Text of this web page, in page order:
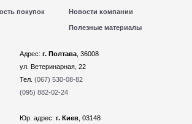
покупок Новости компании
Полезные материалы
Адрес: г. Полтава, 36008
ул. Ветеринарная, 22
Тел. (067) 530-08-82
(095) 882-02-24
Юр. адрес: г. Киев, 03148